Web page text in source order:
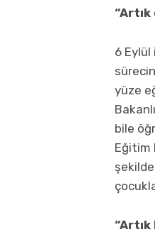
6
yüze
bile
Eğitim